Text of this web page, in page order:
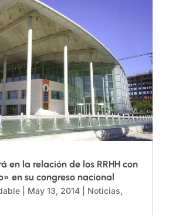
en la relación de los RRHH con
en su congreso nacional
| May 13, 2014| Noticias,